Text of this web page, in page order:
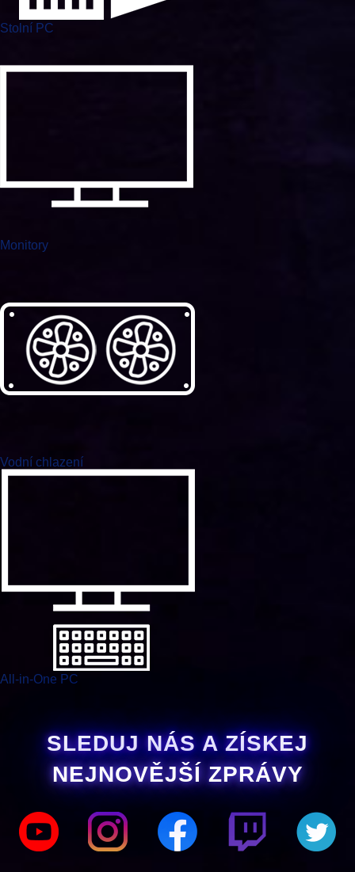
Stolní PC
Monitory
Vodní chlazení
All-in-One PC
SLEDUJ NÁS A ZÍSKEJ
NEJNOVĚJŠÍ ZPRÁVY